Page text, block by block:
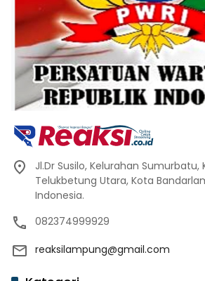
Jl.Dr Susilo, Kelurahan
Telukbetung Utara, Kota
Indonesia.
082374999929
reaksilampung@gmail.com